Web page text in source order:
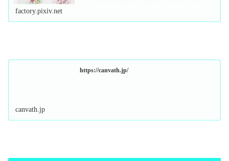
factory.pixiv.net
https://canvath.jp/
canvath.jp